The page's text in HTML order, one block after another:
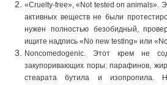
«Cruelty-free», «Not tested on animals».
активных веществ не были
нужен полностью безобидный,
ищите надпись «No new testing» или
Noncomedogenic. Этот крем не
закупоривающих поры: парафинов,
стеарата бутила и изопропила.